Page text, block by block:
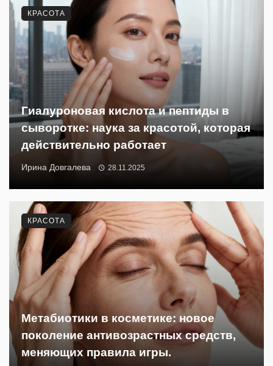
Гиалуроновая кислота и пептиды в
сыворотке: наука за красотой, которая
действительно работает
Ирина Довгалева 28.11.2025
КРАСОТА
Метабиотики в косметике: новое
поколение антивозрастных средств,
меняющих правила игры.
КРАСОТА